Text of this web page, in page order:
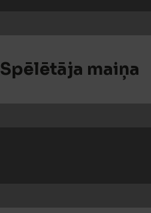
Spēlētāja maiņa